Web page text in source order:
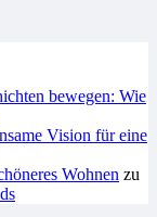
bewegen: Wie
Vision für eine
Wohnen zu